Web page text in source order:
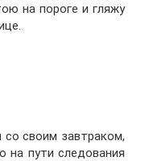
на пороге и гляжу
своим завтраком,
на пути следования